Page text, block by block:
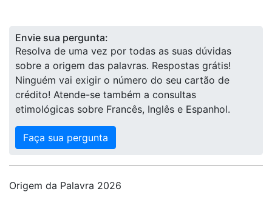
Envie sua pergunta:
Resolva de uma vez por todas as suas dúvidas
sobre a origem das palavras. Respostas grátis!
Ninguém vai exigir o número do seu cartão de
crédito! Atende-se também a consultas
etimológicas sobre Francês, Inglês e Espanhol.
Faça sua pergunta
Origem da Palavra 2026